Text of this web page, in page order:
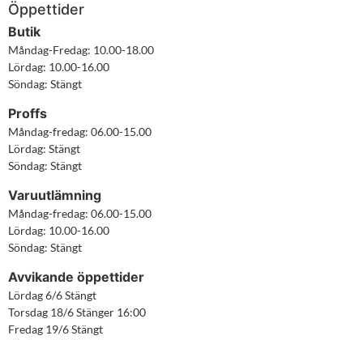
Öppettider
Butik
Måndag-Fredag: 10.00-18.00
Lördag: 10.00-16.00
Söndag: Stängt
Proffs
Måndag-fredag: 06.00-15.00
Lördag: Stängt
Söndag: Stängt
Varuutlämning
Måndag-fredag: 06.00-15.00
Lördag: 10.00-16.00
Söndag: Stängt
Avvikande öppettider
Lördag 6/6 Stängt
Torsdag 18/6 Stänger 16:00
Fredag 19/6 Stängt